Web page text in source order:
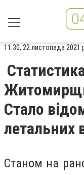
11:30, 22 листопада 2021
Стало
летальних
Станом на